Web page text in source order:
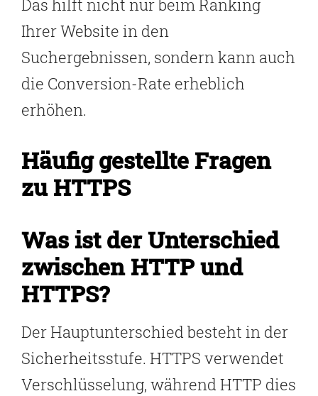
Das hilft nicht nur beim Ranking
Ihrer Website in den
Suchergebnissen, sondern kann auch
die Conversion-Rate erheblich
erhöhen.
Häufig gestellte Fragen
zu HTTPS
Was ist der Unterschied
zwischen HTTP und
HTTPS?
Der Hauptunterschied besteht in der
Sicherheitsstufe. HTTPS verwendet
Verschlüsselung, während HTTP dies